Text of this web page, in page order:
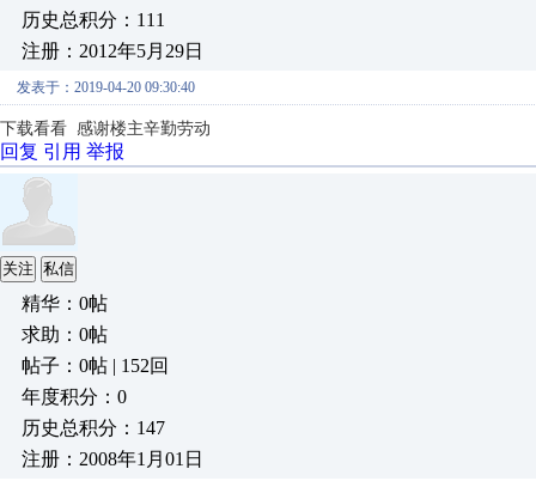
历史总积分：111
注册：2012年5月29日
发表于：2019-04-20 09:30:40
下载看看 感谢楼主辛勤劳动
回复 引用 举报
关注 私信
精华：0帖
求助：0帖
帖子：0帖 | 152回
年度积分：0
历史总积分：147
注册：2008年1月01日